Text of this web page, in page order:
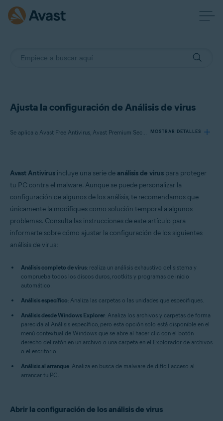
Ajusta la configuración de Análisis de virus
Se aplica a Avast Free Antivirus, Avast Premium Security MOSTRAR DETALLES
Productos:
Avast Free Antivirus
Sistemas operativos:
Avast Antivirus incluye una serie de análisis de virus para proteger
tu PC contra el malware. Aunque se puede personalizar la
configuración de algunos de los análisis, te recomendamos que
únicamente la modifiques como solución temporal a algunos
problemas. Consulta las instrucciones de este artículo para
informarte sobre cómo ajustar la configuración de los siguientes
análisis de virus:
Análisis completo de virus: realiza un análisis exhaustivo del sistema y
comprueba todos los discos duros, rootkits y programas de inicio
automático.
Análisis específico: Analiza las carpetas o las unidades que especifiques.
Análisis desde Windows Explorer: Analiza los archivos y carpetas de forma
parecida al Análisis específico, pero esta opción solo está disponible en el
menú contextual de Windows que se abre al hacer clic con el botón
derecho del ratón en un archivo o una carpeta en el Explorador de archivos
o el escritorio.
Análisis al arranque: Analiza en busca de malware de difícil acceso al
arrancar tu PC.
Abrir la configuración de los análisis de virus